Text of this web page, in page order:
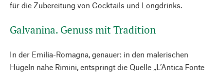
für die Zubereitung von Cocktails und Longdrinks.
Galvanina. Genuss mit Tradition
In der Emilia-Romagna, genauer: in den malerischen
Hügeln nahe Rimini, entspringt die Quelle „L’Antica Fonte